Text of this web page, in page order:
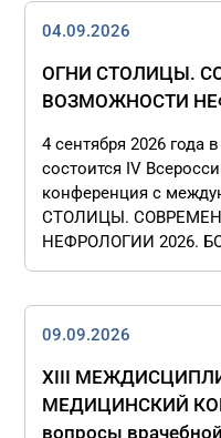
04.09.2026
ОГНИ СТОЛИЦЫ.
ВОЗМОЖНОСТИ
4 сентября 2026 года
состоится IV
конференция с
СТОЛИЦЫ.
НЕФРОЛОГИИ 2026.
09.09.2026
ХIII
МЕДИЦИНСКИЙ
вопросы